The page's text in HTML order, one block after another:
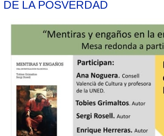
DE LA POSVERDAD